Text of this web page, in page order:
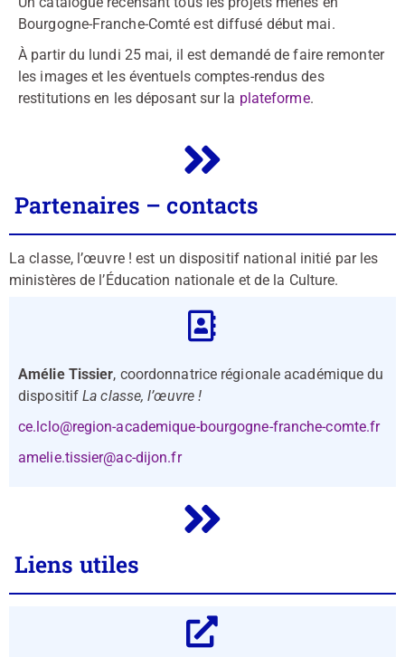
Bourgogne-Franche-Comté est diffusé début mai.
À partir du lundi 25 mai, il est demandé de faire remonter
les images et les éventuels comptes-rendus des
restitutions en les déposant sur la plateforme.
Partenaires – contacts
La classe, l’œuvre ! est un dispositif national initié par les
ministères de l’Éducation nationale et de la Culture.
Amélie Tissier, coordonnatrice régionale académique du
dispositifLa classe, l’œuvre !
ce.lclo@region-academique-bourgogne-franche-comte.fr
amelie.tissier@ac-dijon.fr
Liens utiles